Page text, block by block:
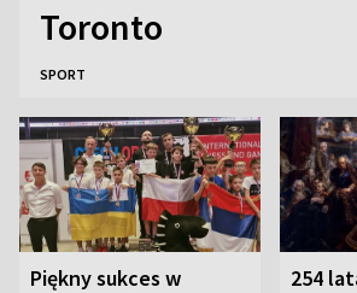
Toronto
SPORT
Piękny sukces w
254